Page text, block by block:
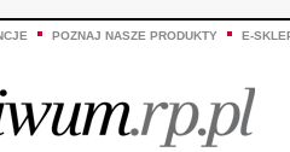
POZNAJ NASZE PRODUKTY E-